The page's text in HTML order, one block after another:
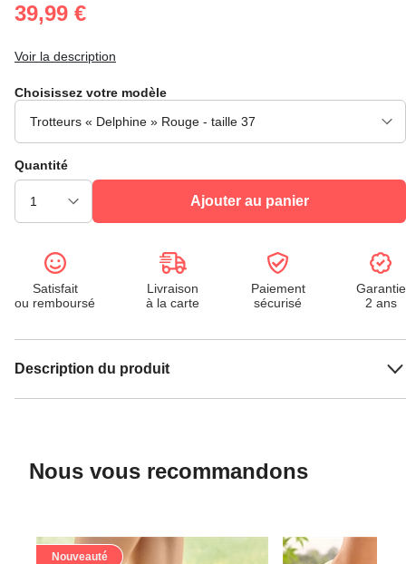
39,99 €
Voir la description
Choisissez votre modèle
Quantité
Ajouter au panier
Satisfait
ou remboursé
Livraison
à la carte
Paiement
sécurisé
Garantie
2 ans
Description du produit
Nous vous recommandons
Nouveauté